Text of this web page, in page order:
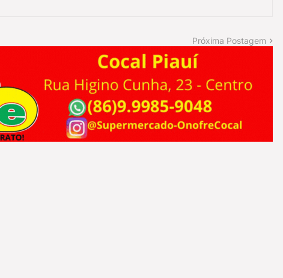
Próxima Postagem